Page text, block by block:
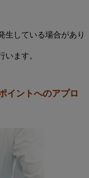
生している場合があり
います。
イントへのアプロ